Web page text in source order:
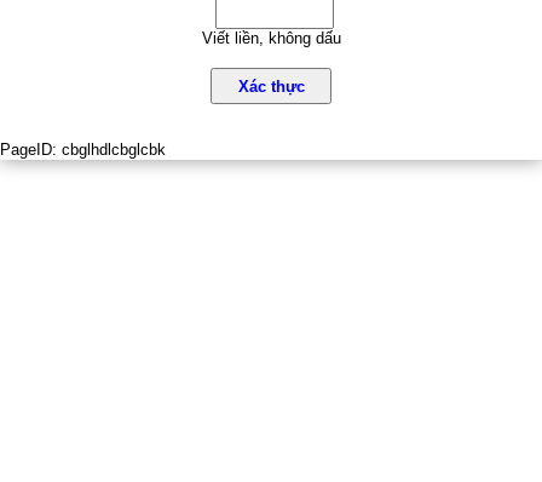
Viết liền, không dấu
Xác thực
PageID: cbglhdlcbglcbk